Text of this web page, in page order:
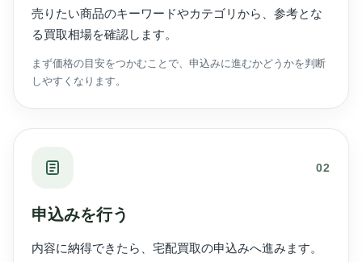
売りたい商品のキーワードやカテゴリから、参考とな
る買取相場を確認します。
まず価格の目安をつかむことで、申込みに進むかどうかを判断
しやすくなります。
02
申込みを行う
内容に納得できたら、宅配買取の申込みへ進みます。